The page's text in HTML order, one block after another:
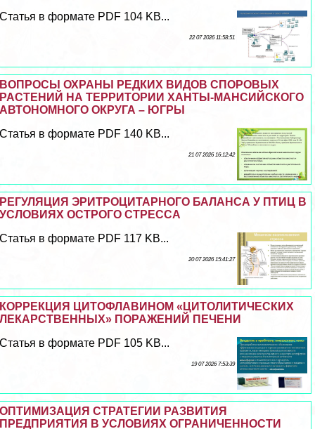
Статья в формате PDF 104 KB...
22 07 2026 11:58:51
ВОПРОСЫ ОХРАНЫ РЕДКИХ ВИДОВ СПОРОВЫХ
РАСТЕНИЙ НА ТЕРРИТОРИИ ХАНТЫ-МАНСИЙСКОГО
АВТОНОМНОГО ОКРУГА – ЮГРЫ
Статья в формате PDF 140 KB...
21 07 2026 16:12:42
РЕГУЛЯЦИЯ ЭРИТРОЦИТАРНОГО БАЛАНСА У ПТИЦ В
УСЛОВИЯХ ОСТРОГО СТРЕССА
Статья в формате PDF 117 KB...
20 07 2026 15:41:27
КОРРЕКЦИЯ ЦИТОФЛАВИНОМ «ЦИТОЛИТИЧЕСКИХ
ЛЕКАРСТВЕННЫХ» ПОРАЖЕНИЙ ПЕЧЕНИ
Статья в формате PDF 105 KB...
19 07 2026 7:53:39
ОПТИМИЗАЦИЯ СТРАТЕГИИ РАЗВИТИЯ
ПРЕДПРИЯТИЯ В УСЛОВИЯХ ОГРАНИЧЕННОСТИ